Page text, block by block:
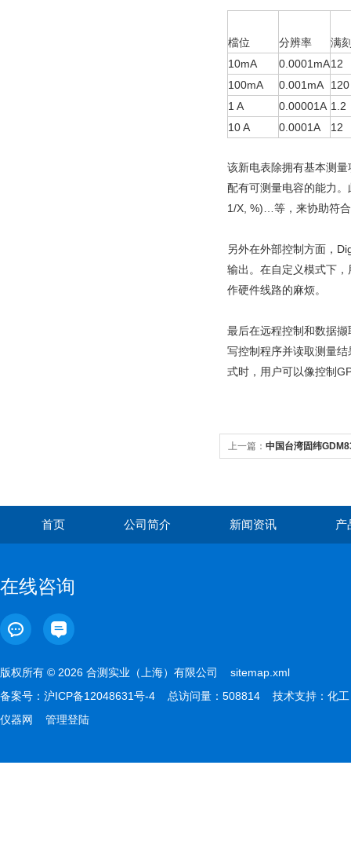
檔位 分辨率
满
10mA
0.0001mA12
100mA
0.001mA
120
1 A
0.00001A 1.2
10 A
0.0001A 12
该新电表除拥有基本测
配有可测量电容的能力
1/X, %)…等，来协助符
另外在外部控制方面，
输出。在自定义模式下
作硬件线路的麻烦。
最后在远程控制和数据
写控制程序并读取测量
式时，用户可以像控制
上一篇： 中国台湾固纬
首页 公司简介 新闻资讯 产
在线咨询
版权所有 © 2026 合测实业（上海）有限公司 sitemap.xml
备案号： 沪ICP备12048631号-4 总访问量：508814 技术支持： 化工
仪器网
管理登陆